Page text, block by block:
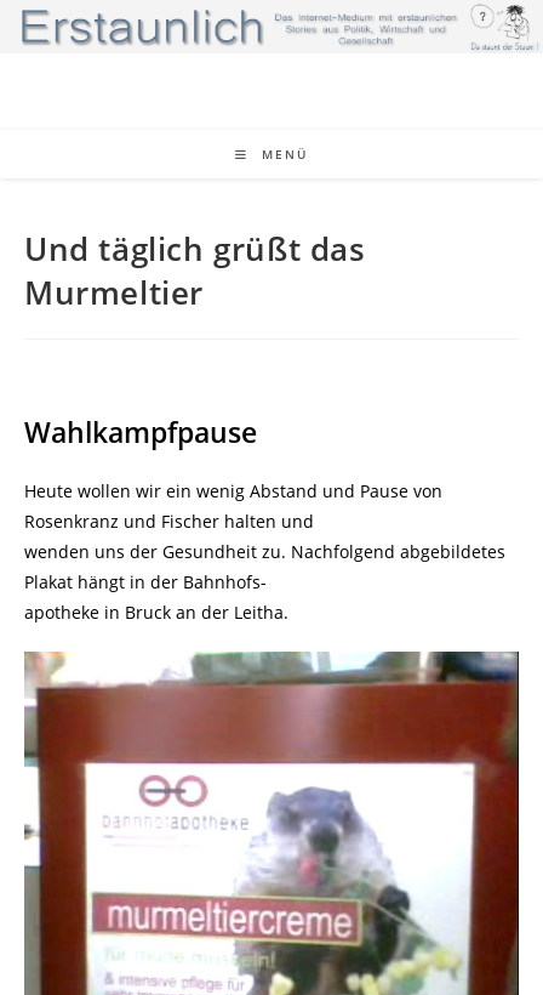
Zum
Inhalt
MENÜ
Und täglich grüßt das
Murmeltier
Wahlkampfpause
Heute wollen wir ein wenig Abstand und Pause von
Rosenkranz und Fischer halten und
wenden uns der Gesundheit zu. Nachfolgend abgebildetes
Plakat hängt in der Bahnhofs-
apotheke in Bruck an der Leitha.